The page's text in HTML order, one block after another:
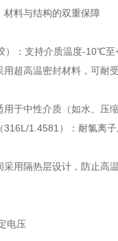
材料与结构的双重保障
）：支持介质温度-10℃
用超高温密封材料，可耐
于中性介质（如水、压
316L/1.4581）：耐氯离
采用隔热层设计，防止高
电压